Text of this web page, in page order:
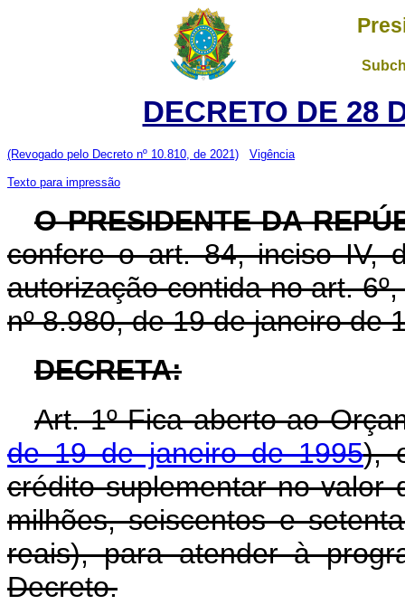
DECRETO DE 28
(Revogado pelo Decreto nº 10.810, de 2021) Vigência
Texto para impressão
O PRESIDENTE DA
confere o art. 84, inciso IV,
autorização contida no art.
nº 8.980, de 19 de janeiro de
DECRETA:
Art. 1º Fica aberto ao
de 19 de janeiro de 1995),
crédito suplementar no valor
milhões, seiscentos e
reais), para atender à
Decreto.